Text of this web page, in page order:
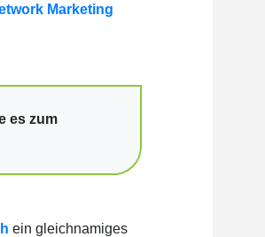
Marketing
es zum
ein gleichnamiges